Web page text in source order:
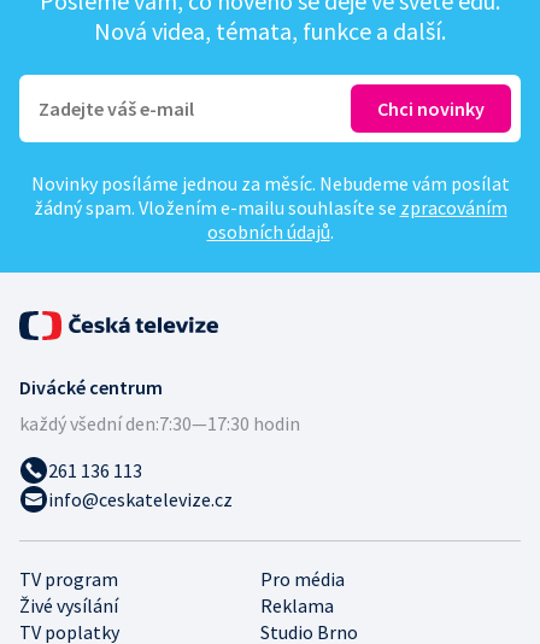
Nová videa, témata, funkce a další.
Novinky posíláme jednou za měsíc. Nebudeme vám posílat
žádný spam. Vložením e-mailu souhlasíte se zpracováním
osobních údajů.